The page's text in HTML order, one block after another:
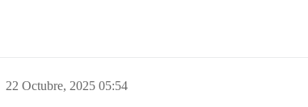
22 Octubre, 2025 05:54